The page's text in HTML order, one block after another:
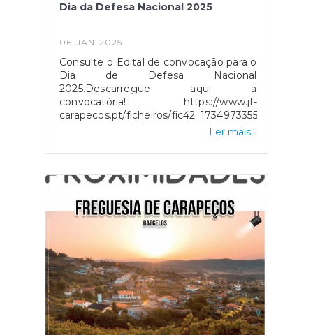
Dia da Defesa Nacional 2025
06-JAN-2025
Consulte o Edital de convocação para o
Dia de Defesa Nacional
2025.Descarregue aqui a
convocatória! https://www.jf-
carapecos.pt/ficheiros/fic42_1734973355.png
Ler mais...